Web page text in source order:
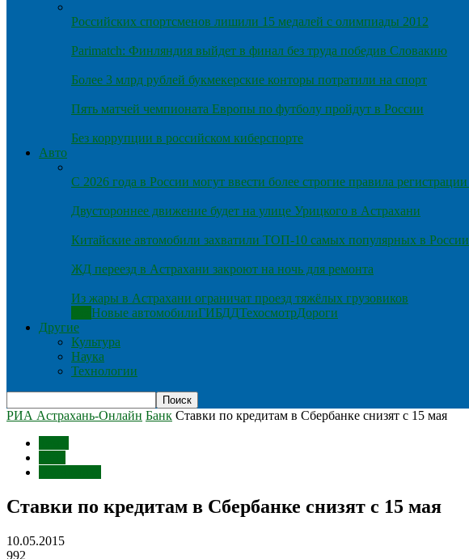
Российских спортсменов лишили 15 медалей с олимпиады 2012
Parimatch: Финляндия выйдет в финал без труда победив Словакию
Более 3 млрд рублей букмекерские конторы потратили на спорт
Пять матчей чемпионата Европы по футболу пройдут в России
Без коррупции в российском киберспорте
Авто
С 2026 года в России могут ввести более строгие правила
Двустороннее движение будет на улице Урицкого в Астрахани
Китайские автомобили захватили ТОП-10 самых популярных в России
ЖД переезд в Астрахани закроют на ночь для ремонта
Из жары в Астрахани ограничат проезд тяжёлых грузовиков
Новые автомобилиГИБДДТехосмотрДороги
Другие
Культура
Наука
Технологии
РИА Астрахань-Онлайн Банк Ставки по кредитам в Сбербанке снизят с 15 мая
Ставки по кредитам в Сбербанке снизят с 15 мая
10.05.2015
992